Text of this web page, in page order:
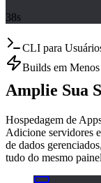
38s
CLI para
Builds em Menos
Amplie Sua
Hospedagem de
Adicione servidores
de dados
tudo do mesmo